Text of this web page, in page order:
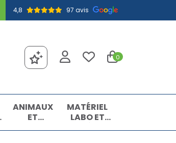
4,8 97 avis
0
ANIMAUX
ET
INSECTES
MATÉRIEL
LABO ET
MATIÈRES